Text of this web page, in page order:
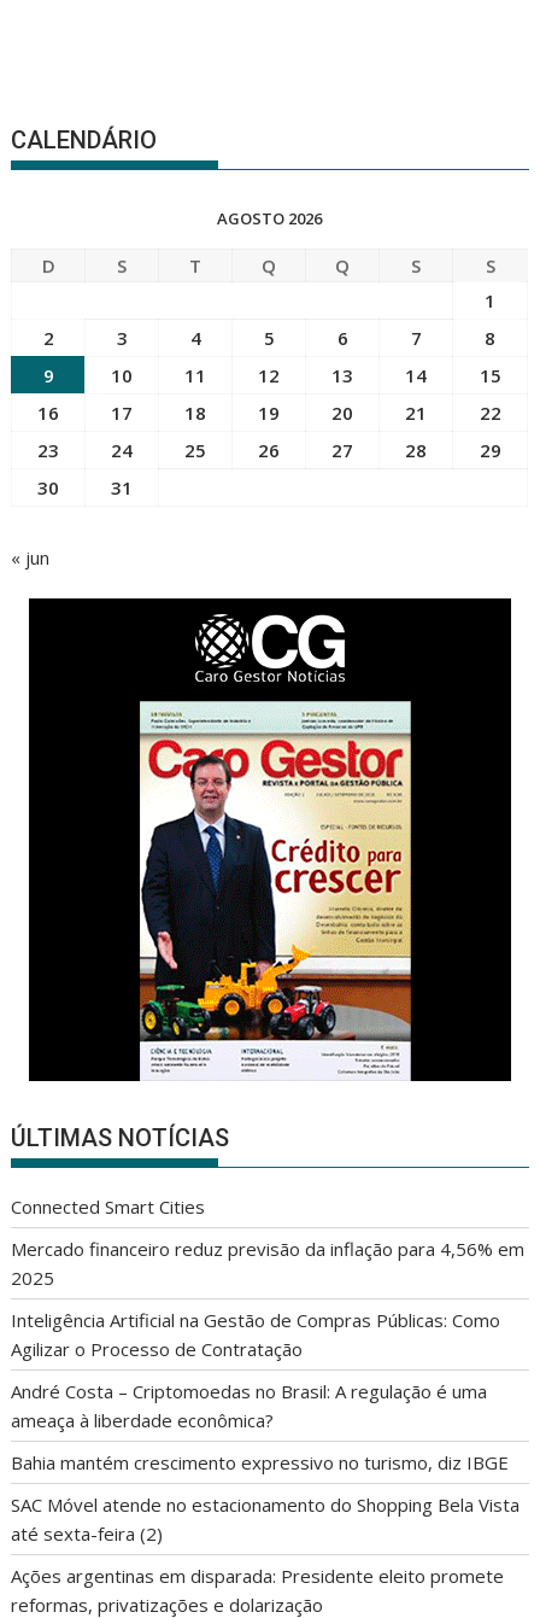
CALENDÁRIO
AGOSTO 2026
D S T Q Q S
S
1
2
3 4 5 6 7
8
9
10 11 12 13 14
15
16
17 18 19 20 21
22
23
24 25 26 27 28
29
30
31
« jun
ÚLTIMAS NOTÍCIAS
Connected Smart Cities
Mercado financeiro reduz previsão da inflação para 4,56% em
2025
Inteligência Artificial na Gestão de Compras Públicas: Como
Agilizar o Processo de Contratação
André Costa – Criptomoedas no Brasil: A regulação é uma
ameaça à liberdade econômica?
Bahia mantém crescimento expressivo no turismo, diz IBGE
SAC Móvel atende no estacionamento do Shopping Bela Vista
até sexta-feira (2)
Ações argentinas em disparada: Presidente eleito promete
reformas, privatizações e dolarização